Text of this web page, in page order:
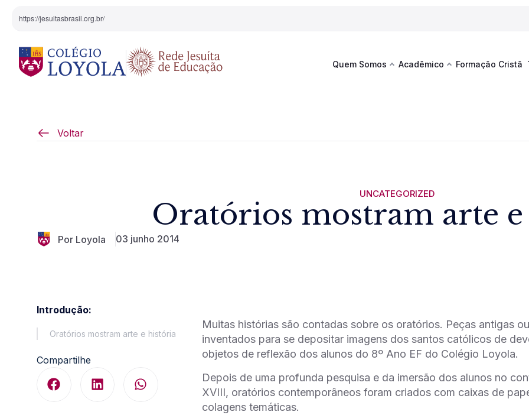
https://jesuitasbrasil.org.br/
Quem Somos
Pedagogia Inaciana Documentos Institucionais
Acadêmico Formação Cristã
Voltar
UNCATEGORIZED
Oratórios mostram arte
Por Loyola 03 junho 2014
Introdução:
Oratórios mostram arte e história
Compartilhe
Muitas histórias são contadas sobre os oratórios. Peças antigas
inventados para se depositar imagens dos santos católicos de
objetos de reflexão dos alunos do 8º Ano EF do Colégio Loyola.
Depois de uma profunda pesquisa e da imersão dos alunos no
XVIII, oratórios contemporâneos foram criados com caixas de
colagens temáticas.